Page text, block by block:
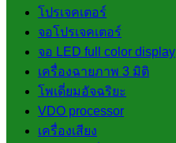
โปรเจคเตอร์
จอโปรเจคเตอร์
จอ LED full color display
เครื่องฉายภาพ 3 มิติ
โพเดี่ยมอัจฉริยะ
VDO processor
เครื่องเสียง